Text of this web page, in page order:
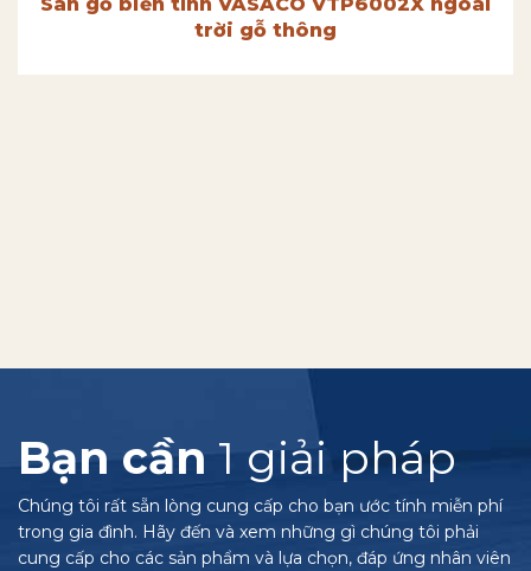
trời gỗ thông
Bạn cần 1 giải pháp
Chúng tôi rất sẵn lòng cung cấp cho bạn ước tính miễn phí
trong gia đình. Hãy đến và xem những gì chúng tôi phải
cung cấp cho các sản phẩm và lựa chọn, đáp ứng nhân viên